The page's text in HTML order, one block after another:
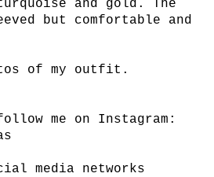
and gold. The
but comfortable and
of my outfit.
me on Instagram:
media networks